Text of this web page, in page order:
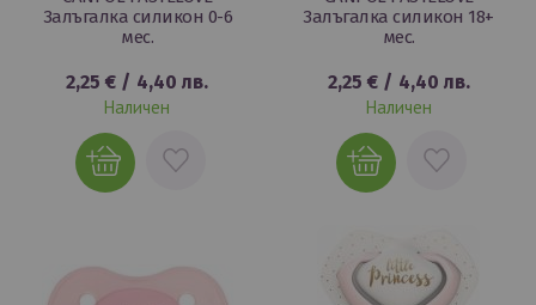
Залъгалка силикон 0-6
мес.
2,25 € / 4,40 лв.
Наличен
ДОБАВИ
Залъгалка силикон 18+
мес.
2,25 €/ 4,40 лв.
Наличен
ДОБАВИ